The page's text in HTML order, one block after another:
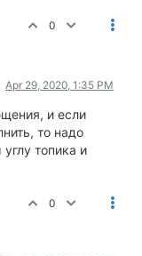
0
Apr 29, 2020, 1:35 PM
и если
то надо
топика и
0